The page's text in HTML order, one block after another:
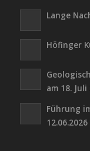
Lange
Höfinger
am 18. Juli
Führung
12.06.2026